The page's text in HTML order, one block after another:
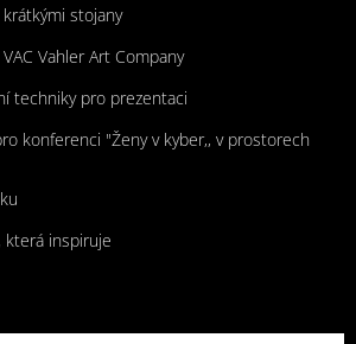
stojany
Vahler Art Company
techniky pro prezentaci
konferenci "Ženy v kyber,, v prostorech
která inspiruje